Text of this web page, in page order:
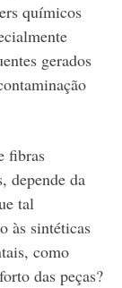
químicos
gerados
fibras
depende da
tal
às sintéticas
como
das peças?